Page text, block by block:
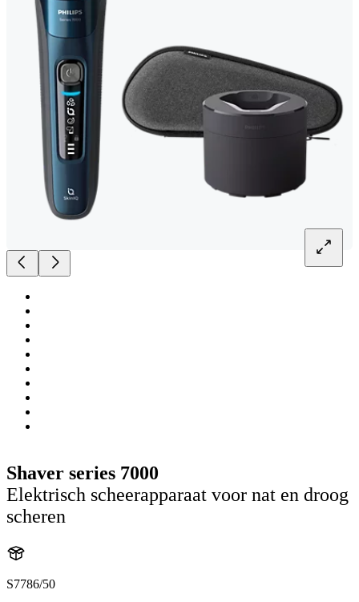
Shaver series 7000
Elektrisch scheerapparaat voor nat en droog
scheren
S7786/50